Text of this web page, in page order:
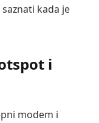
kada je
i
modem i